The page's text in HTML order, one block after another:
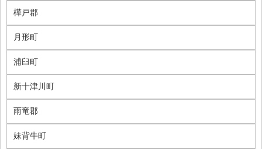
樺戸郡
月形町
浦臼町
新十津川町
雨竜郡
妹背牛町